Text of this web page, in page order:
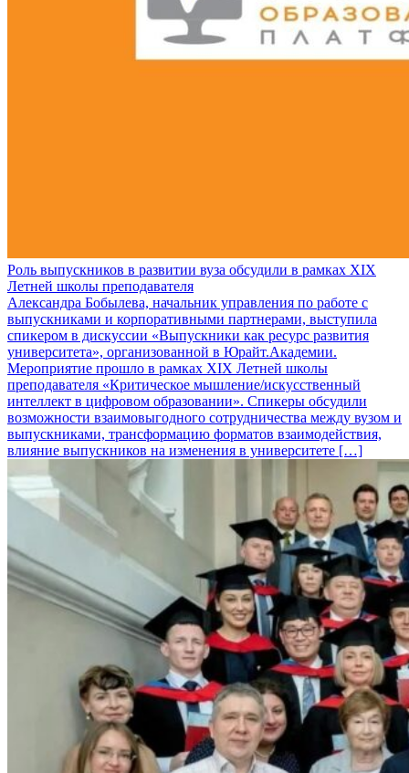
Роль выпускников в развитии вуза обсудили в рамках XIX
Летней школы преподавателя
Александра Бобылева, начальник управления по работе с
выпускниками и корпоративными партнерами, выступила
спикером в дискуссии «Выпускники как ресурс развития
университета», организованной в Юрайт.Академии.
Мероприятие прошло в рамках XIX Летней школы
преподавателя «Критическое мышление/искусственный
интеллект в цифровом образовании». Спикеры обсудили
возможности взаимовыгодного сотрудничества между вузом и
выпускниками, трансформацию форматов взаимодействия,
влияние выпускников на изменения в университете […]